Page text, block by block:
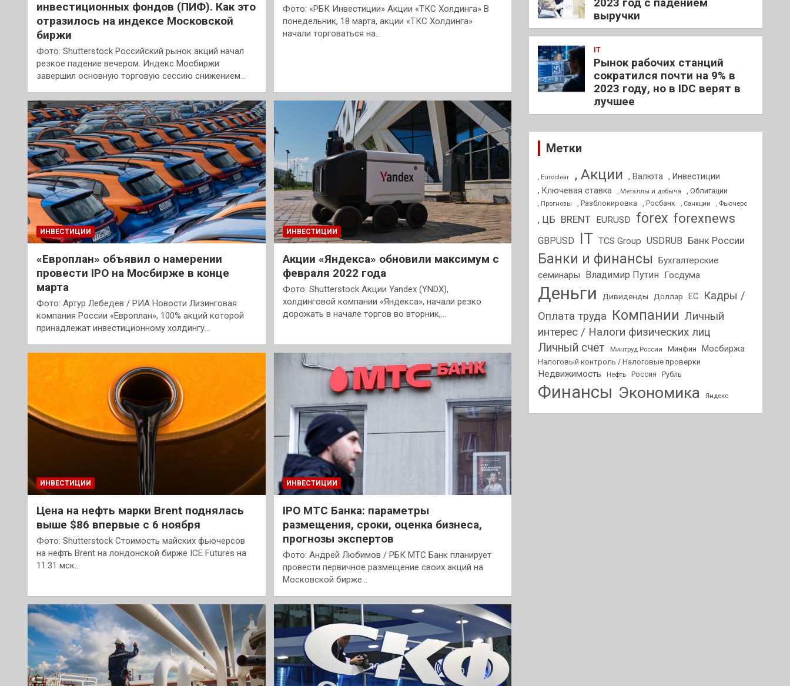
инвестиционных фондов (ПИФ). Как это
отразилось на индексе Московской
биржи
Фото: Shutterstock Российский рынок акций начал
резкое падение вечером. Индекс Мосбиржи
завершил основную торговую сессию снижением…
Фото: «РБК Инвестиции» Акции «ТКС Холдинга» В
понедельник, 18 марта, акции «ТКС Холдинга»
начали торговаться на…
ИНВЕСТИЦИИ
«Европлан» объявил о намерении
провести IPO на Мосбирже в конце
марта
Фото: Артур Лебедев / РИА Новости Лизинговая
компания России «Европлан», 100% акций которой
принадлежат инвестиционному холдингу…
ИНВЕСТИЦИИ
Акции «Яндекса» обновили максимум с
февраля 2022 года
Фото: Shutterstock Акции Yandex (YNDX),
холдинговой компании «Яндекса», начали резко
дорожать в начале торгов во вторник,…
ИНВЕСТИЦИИ
Цена на нефть марки Brent поднялась
выше $86 впервые с 6 ноября
Фото: Shutterstock Стоимость майских фьючерсов
на нефть Brent на лондонской бирже ICE Futures на
11:31 мск…
ИНВЕСТИЦИИ
IPO МТС Банка: параметры
размещения, сроки, оценка бизнеса,
прогнозы экспертов
Фото: Андрей Любимов / РБК МТС Банк планирует
провести первичное размещение своих акций на
Московской бирже…
выручки
IT
Рынок рабочих станций
сократился почти на 9% в
2023 году, но в IDC верят в
лучшее
Метки
, Euroclear , Акции , Валюта , Инвестиции
, Ключевая ставка
, Металлы и добыча , Облигации
, Прогнозы , Разблокировка , Росбанк , Санкции , Фьючерс
, ЦБ BRENT EURUSD forex forexnews
GBPUSD IT TCS Group USDRUB Банк России
Банки и финансы
Бухгалтерские
семинары
Владимир Путин Госдума
Деньги Дивиденды Доллар ЕС
Кадры /
Оплата труда Компании Личный
интерес / Налоги физических лиц
Личный счет Минтруд России Минфин Мосбиржа
Налоговый контроль / Налоговые проверки
Недвижимость Нефть Россия Рубль
Финансы Экономика Яндекс